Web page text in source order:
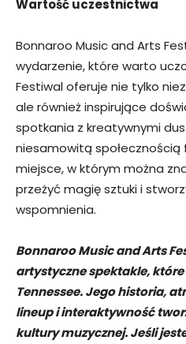
Wartość uczestnictwa
Bonnaroo Music and Arts
wydarzenie, które warto
Festiwal oferuje nie tylko
ale również inspirujące
spotkania z kreatywnymi
niesamowitą
miejsce, w którym można
przeżyć magię sztuki i
wspomnienia.
Bonnaroo Music and Arts
artystyczne spektakle,
Tennessee. Jego historia,
lineup i interaktywność
kultury muzycznej. Jeśli